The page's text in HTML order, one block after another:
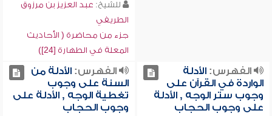
للشيخ: عبد العزيز بن مرزوق
الطريفي
جزء من محاضرة ( الأحاديث
المعلة في الطهارة [24])
الفهرس:الأدلة
الواردة في القرآن على
وجوب ستر الوجه , الأدلة
على وجوب الحجاب
الفهرس:الأدلة من
السنة على وجوب
تغطية الوجه , الأدلة على
وجوب الحجاب